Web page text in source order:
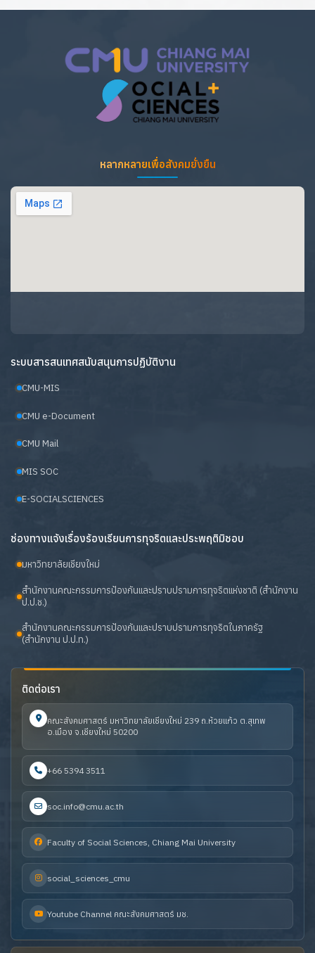
หลากหลายเพื่อสังคมยั่งยืน
ระบบสารสนเทศสนับสนุนการปฏิบัติงาน
CMU-MIS
CMU e-Document
CMU Mail
MIS SOC
E-SOCIALSCIENCES
ช่องทางแจ้งเรื่องร้องเรียนการทุจริตและประพฤติมิชอบ
มหาวิทยาลัยเชียงใหม่
สำนักงานคณะกรรมการป้องกันและปราบปรามการทุจริตแห่งชาติ (สำนักงาน
ป.ป.ช.)
สำนักงานคณะกรรมการป้องกันและปราบปรามการทุจริตในภาครัฐ
(สำนักงาน ป.ป.ท.)
ติดต่อเรา
คณะสังคมศาสตร์ มหาวิทยาลัยเชียงใหม่ 239 ถ.ห้วยแก้ว ต.สุเทพ
อ.เมือง จ.เชียงใหม่ 50200
+66 5394 3511
soc.info@cmu.ac.th
Faculty of Social Sciences, Chiang Mai University
social_sciences_cmu
Youtube Channel คณะสังคมศาสตร์ มช.